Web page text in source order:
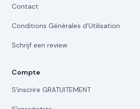
Contact
Conditions Générales d'Utilisation
Schrijf een review
Compte
S'inscrire GRATUITEMENT